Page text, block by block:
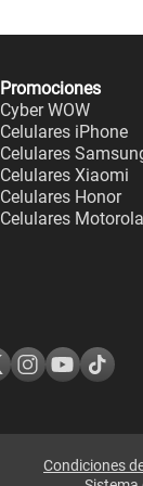
Promociones
Cyber WOW
Celulares iPhone
Celulares
Celulares Xiaomi
Celulares Honor
Celulares Motorola
Condiciones